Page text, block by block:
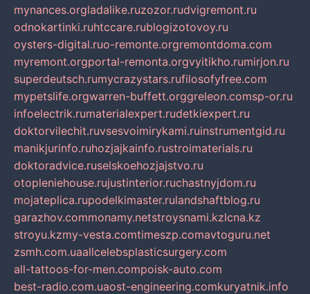
mynances.orgladalike.ruzozor.rudvigremont.ru
odnokartinki.ruhtccare.rublogizotovoy.ru
oysters-digital.ruo-remonte.orgremontdoma.com
myremont.orgportal-remonta.orgvyitikho.rumirjon.ru
superdeutsch.rumycrazystars.rufilosofyfree.com
mypetslife.orgwarren-buffett.orggreleon.comsp-or.ru
infoelectrik.rumaterialexpert.rudetkiexpert.ru
doktorvilechit.ruvsesvoimirykami.ruinstrumentgid.ru
manikjurinfo.ruhozjajkainfo.rustroimaterials.ru
doktoradvice.ruselskoehozjajstvo.ru
otopleniehouse.rujustinterior.ruchastnyjdom.ru
mojateplica.rupodelkimaster.rulandshaftblog.ru
garazhov.commonamy.netstroysnami.kzlcna.kz
stroyu.kzmy-vesta.comtimeszp.comavtoguru.net
zsmh.com.uaallcelebsplasticsurgery.com
all-tattoos-for-men.compoisk-auto.com
best-radio.com.uaost-engineering.comkuryatnik.info